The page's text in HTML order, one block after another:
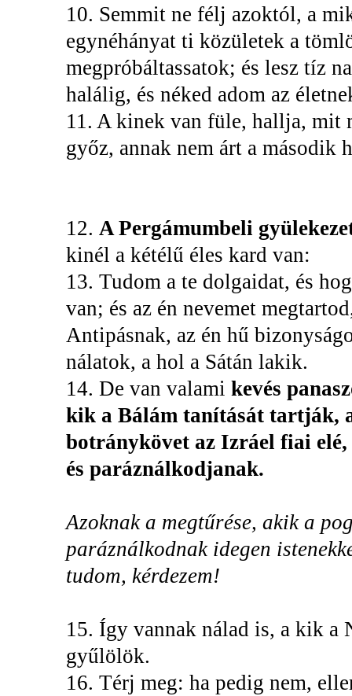
10. Semmit ne félj azoktól, a
egynéhányat ti közületek a
megpróbáltassatok; és lesz tíz
halálig, és néked adom az
11. A kinek van füle, hallja, mit
győz, annak nem árt a második
12. A Pergámumbeli
kinél a kétélű éles kard van:
13. Tudom a te dolgaidat, és
van; és az én nevemet
Antipásnak, az én hű
nálatok, a hol a Sátán lakik.
14. De van valami kevés
kik a Bálám tanítását tartják,
botránykövet az Izráel fiai
és paráználkodjanak.
Azoknak a megtűrése, akik a
paráználkodnak idegen
tudom, kérdezem!
15. Így vannak nálad is, a kik
gyűlölök.
16. Térj meg: ha pedig nem,